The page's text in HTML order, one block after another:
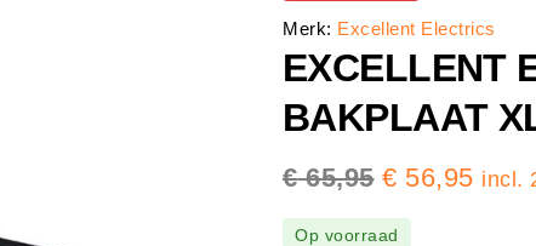
Merk: Excellent Electrics
EXCELLENT
BAKPLAAT
€65,95 € 56,95 incl.
Op voorraad